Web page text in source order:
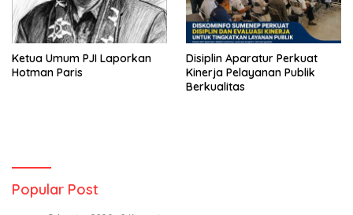
Ketua Umum PJI Laporkan
Hotman Paris
Disiplin Aparatur Perkuat
Kinerja Pelayanan Publik
Berkualitas
Popular Post